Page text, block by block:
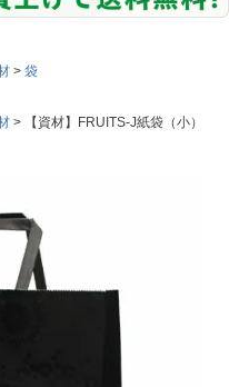
袋
【資材】FRUITS-J紙袋（小）